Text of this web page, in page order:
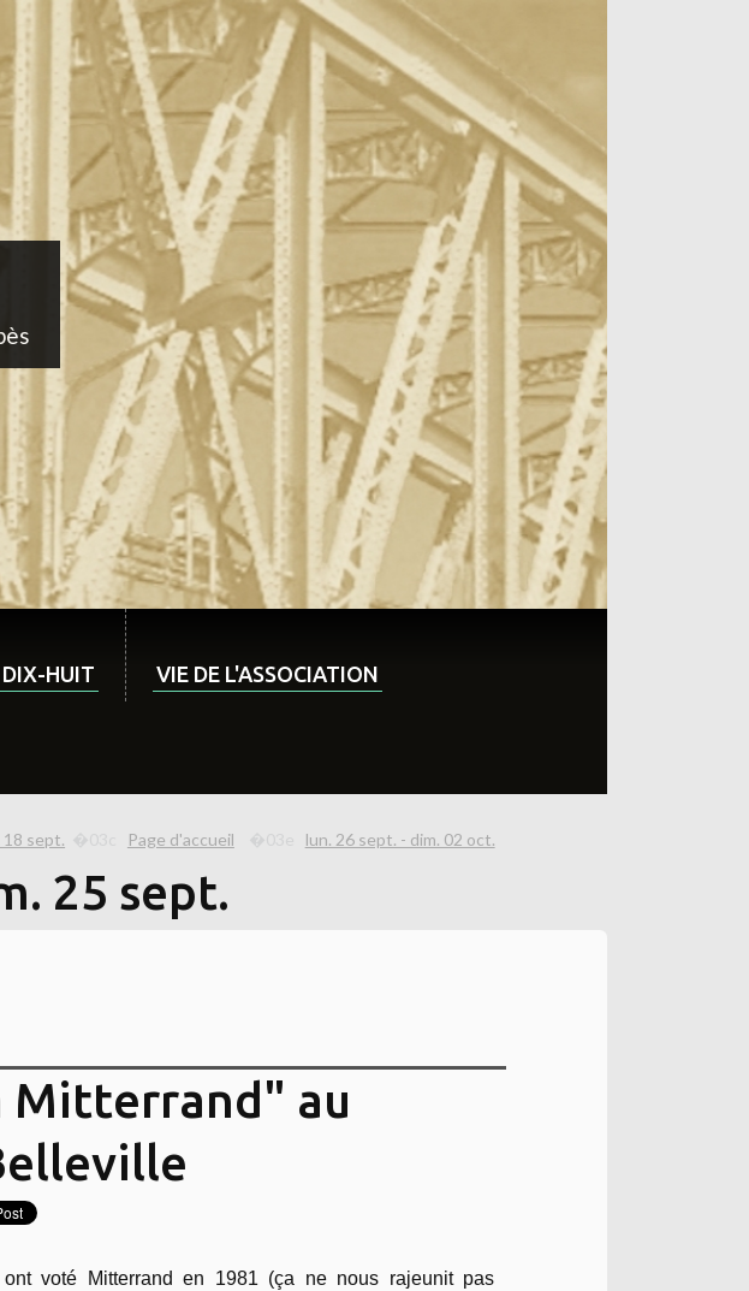
DIX-HUIT VIE DE L'ASSOCIATION
18 sept. Page d'accueil lun. 26 sept. - dim. 02 oct.
25 sept.
Mitterrand" au
voté Mitterrand en 1981 (ça ne nous rajeunit pas